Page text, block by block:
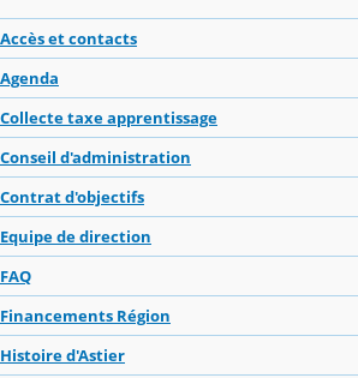
Accès et contacts
Agenda
Collecte taxe apprentissage
Conseil d'administration
Contrat d'objectifs
Equipe de direction
FAQ
Financements Région
Histoire d'Astier